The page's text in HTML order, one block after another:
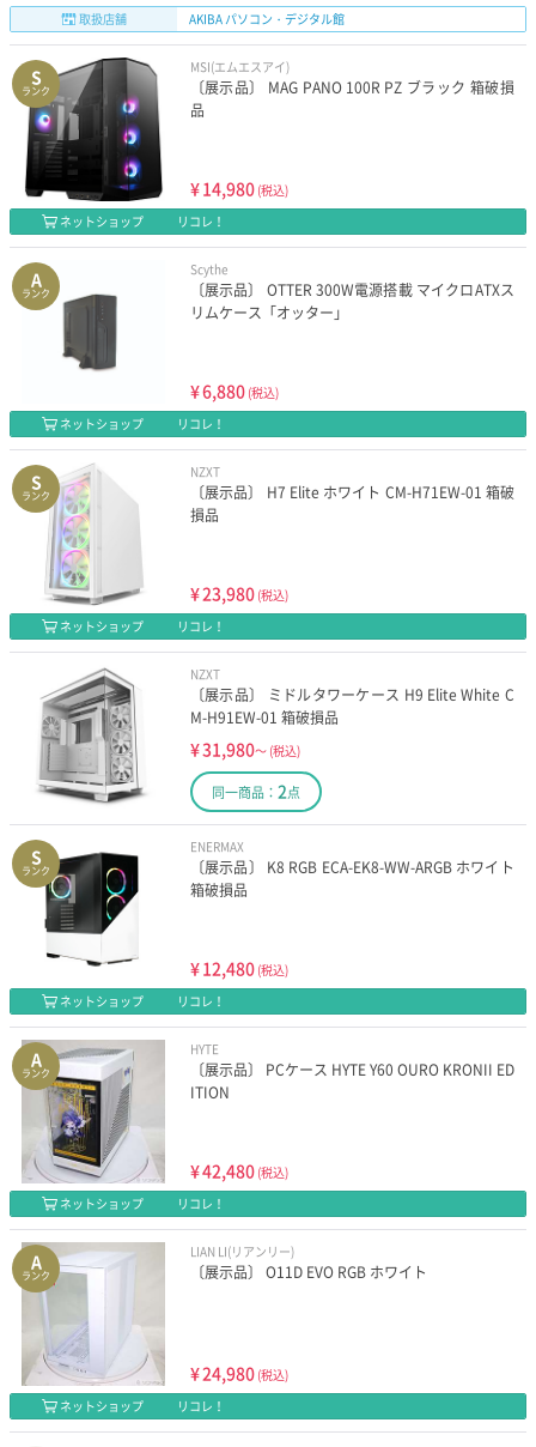
取扱店舗
AKIBA パソコン・デジタル館
S
ランク
MSI(エムエスアイ)
〔展示品〕 MAG PANO 100R PZ ブラック 箱破損
品
¥14,980 (税込)
ネットショップ
リコレ！
A
ランク
Scythe
〔展示品〕 OTTER 300W電源搭載 マイクロATXス
リムケース「オッター」
¥6,880 (税込)
ネットショップ
リコレ！
S
ランク
NZXT
〔展示品〕 H7 Elite ホワイト CM-H71EW-01 箱破
損品
¥23,980 (税込)
ネットショップ
リコレ！
NZXT
〔展示品〕 ミドルタワーケース H9 Elite White C
M-H91EW-01 箱破損品
¥31,980～ (税込)
同一商品： 2点
S
ランク
ENERMAX
〔展示品〕 K8 RGB ECA-EK8-WW-ARGB ホワイト
箱破損品
¥12,480 (税込)
ネットショップ
リコレ！
A
ランク
HYTE
〔展示品〕 PCケース HYTE Y60 OURO KRONII ED
ITION
¥42,480 (税込)
ネットショップ
リコレ！
A
ランク
LIAN LI(リアンリー)
〔展示品〕 O11D EVO RGB ホワイト
¥24,980 (税込)
ネットショップ
リコレ！